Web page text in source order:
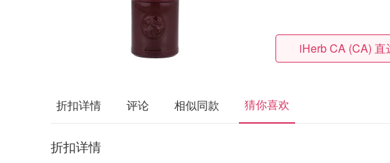
iHerb CA (CA) 直
折扣详情 评论 相似同款 猜你喜欢
折扣详情